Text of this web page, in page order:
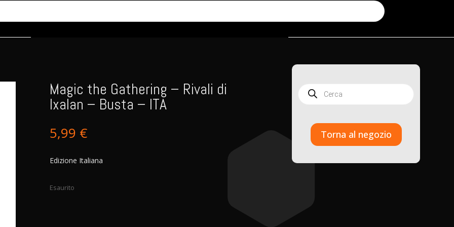
Magic the Gathering – Rivali di
Ixalan – Busta – ITA
5,99 €
Edizione Italiana
Esaurito
Products
search
Torna al negozio